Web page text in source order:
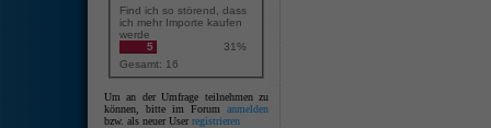
Find ich so störend, dass
ich mehr Importe kaufen
werde
5
31%
Gesamt: 16
Um an der Umfrage teilnehmen zu
können, bitte im Forum anmelden
bzw. als neuer Userregistrieren